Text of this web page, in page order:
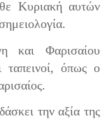
Κυριακή αυτών
Φαρισαίου
ταπεινοί, όπως ο
την αξία της